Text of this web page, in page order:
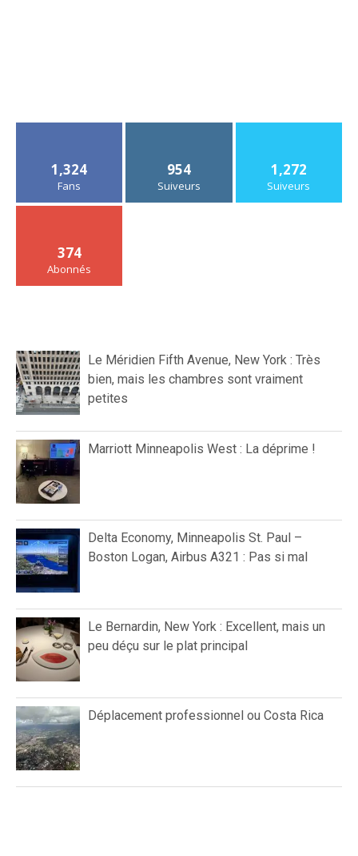
1,324
Fans
954
Suiveurs
1,272
Suiveurs
374
Abonnés
Le Méridien Fifth Avenue, New York : Très
bien, mais les chambres sont vraiment
petites
Marriott Minneapolis West : La déprime !
Delta Economy, Minneapolis St. Paul –
Boston Logan, Airbus A321 : Pas si mal
Le Bernardin, New York : Excellent, mais un
peu déçu sur le plat principal
Déplacement professionnel ou Costa Rica